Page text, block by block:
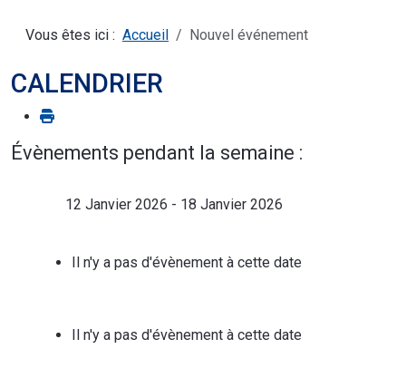
Vous êtes ici : Accueil Nouvel événement
CALENDRIER
Évènements pendant la semaine :
12 Janvier 2026 - 18 Janvier 2026
Il n'y a pas d'évènement à cette date
Il n'y a pas d'évènement à cette date